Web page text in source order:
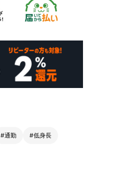
#通勤 #低身長